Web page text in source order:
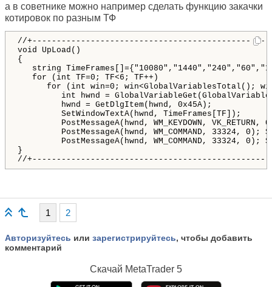
а в советнике можно например сделать функцию закачки
котировок по разным ТФ
//
void
UpLoad ( )
{
string TimeFrames [ ] ={"10080" , "1440" , "240" , "60" ,
for
( int TF=0 ; TF<6 ; TF++ )
for
( int win=0 ; win<GlobalVariablesTotal ( ) ;
int hwnd = GlobalVariableGet (
hwnd = GetDlgItem( hwnd , 0x45A) ;
SetWindowTextA( hwnd , TimeFrames [TF] ) ;
PostMessageA( hwnd , WM_KEYDOWN , VK_RETURN , 0
PostMessageA( hwnd , WM_COMMAND, 33324, 0 ) ;
PostMessageA( hwnd , WM_COMMAND, 33324, 0 ) ;
}
//
1 2
Авторизуйтесь или зарегистрируйтесь, чтобы добавить
комментарий
Скачай MetaTrader 5